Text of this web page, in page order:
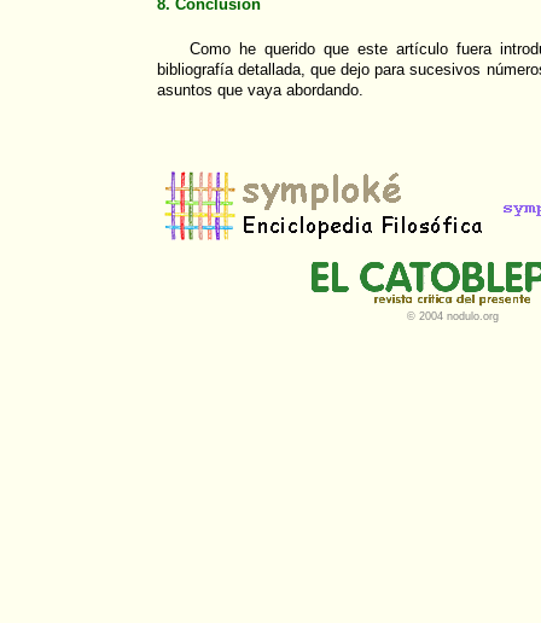
8. Conclusión
Como he querido que este artículo fuera
bibliografía detallada, que dejo para sucesivos
asuntos que vaya abordando.
© 2004 nodulo.org